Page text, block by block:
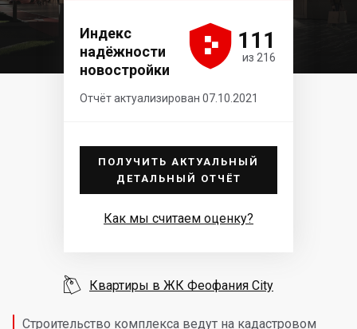
Строительство комплекса ведут на кадастровом
Индекс
надёжности
новостройки




 111
из 216
Отчёт актуализирован 07.10.2021
ПОЛУЧИТЬ АКТУАЛЬНЫЙ
ДЕТАЛЬНЫЙ ОТЧЁТ
Как мы считаем оценку?
 Квартиры в ЖК Феофания City